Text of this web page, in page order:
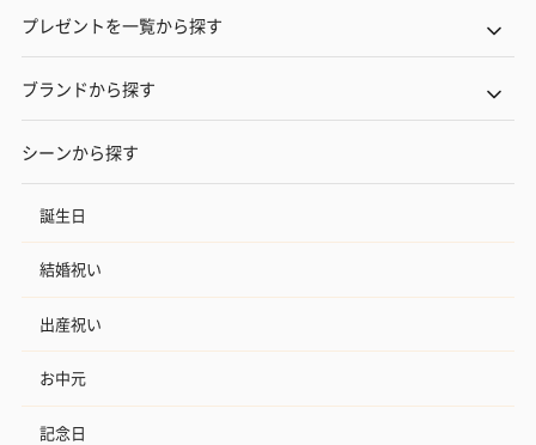
プレゼントを一覧から探す
ブランドから探す
シーンから探す
誕生日
結婚祝い
出産祝い
お中元
記念日